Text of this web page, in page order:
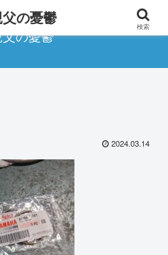
の憂鬱
2024.03.14
の憂鬱 検索